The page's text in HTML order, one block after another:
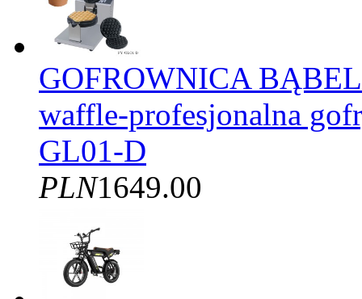
GOFROWNICA
waffle-profesjonalna
GL01-D
PLN1649.00